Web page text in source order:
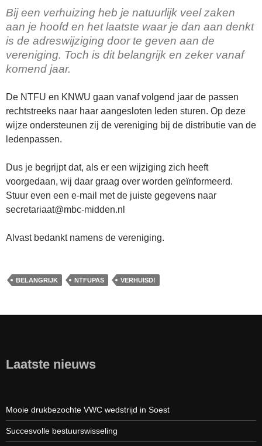
Bij een verhuizing heb je natuurlijk veel zaken
aan je hoofd en het laatste waar je dan aan denkt
is de adreswijziging door te geven aan de
vereniging. Toch is dit belangrijk en zeker vanaf
komend jaar.
De NTFU en KNWU gaan vanaf volgend jaar de passen
rechtstreeks naar haar aangesloten leden sturen. Op deze
wijze ondersteunen zij de vereniging bij de distributie van de
ledenpassen.
Dus je begrijpt dat, als er een wijziging zich heeft
voorgedaan, wij daar graag over worden geïnformeerd.
Stuur even een e-mail met de juiste gegevens naar
secretariaat@mbc-midden.nl
Alvast bedankt namens de vereniging.
BELANGRIJK NTFUPAS VERHUISD!
Laatste nieuws
Mooie drukbezochte VWC wedstrijd in Soest
Succesvolle bestuurswisseling